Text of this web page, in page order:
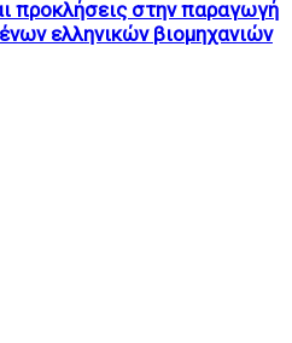
προκλήσεις στην παραγωγή
ελληνικών βιομηχανιών